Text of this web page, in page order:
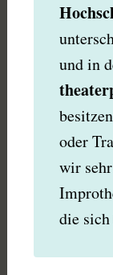
und in
oder
wir
die